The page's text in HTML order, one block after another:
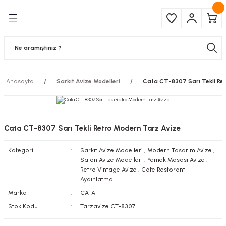
Anasayfa Sarkıt Avize Modelleri Cata CT-8307 Sarı Tekli
Cata CT-8307 Sarı Tekli Retro Modern Tarz Avize
Kategori Sarkıt Avize Modelleri , Modern Tasarım Avize ,
Salon Avize Modelleri , Yemek Masası Avize ,
Retro Vintage Avize , Cafe Restorant
Aydınlatma
Marka
CATA
Stok Kodu
Tarzavize CT-8307